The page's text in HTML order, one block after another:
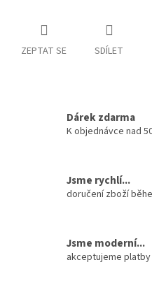
ZEPTAT SE SDÍLET
Dárek zdarma
K objednávce nad
Jsme rychlí...
doručení zboží
Jsme moderní...
akceptujeme